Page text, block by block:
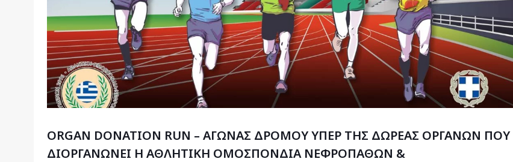
ORGAN DONATION RUN – ΑΓΩΝΑΣ ΔΡΟΜΟΥ ΥΠΕΡ ΤΗΣ ΔΩΡΕΑΣ ΟΡΓΑΝΩΝ ΠΟΥ
ΔΙΟΡΓΑΝΩΝΕΙ Η ΑΘΛΗΤΙΚΗ ΟΜΟΣΠΟΝΔΙΑ ΝΕΦΡΟΠΑΘΩΝ &